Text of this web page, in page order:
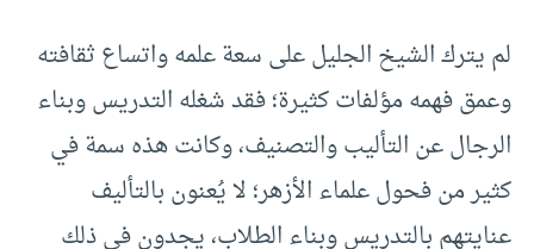
لم يترك الشيخ الجليل على سعة علمه واتساع ثقافته
وعمق فهمه مؤلفات كثيرة؛ فقد شغله التدريس وبناء
الرجال عن التأليب والتصنيف، وكانت هذه سمة في
كثير من فحول علماء الأزهر؛ لا يُعنون بالتأليف
عنايتهم بالتدريس وبناء الطلاب، يجدون في ذلك